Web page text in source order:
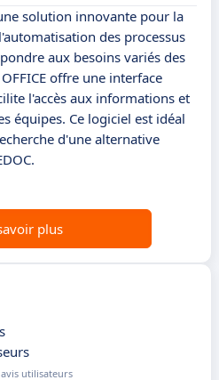
solution innovante pour la
des processus
aux besoins variés des
offre une interface
l'accès aux informations et
équipes. Ce logiciel est idéal
d'une alternative
plus
utilisateurs